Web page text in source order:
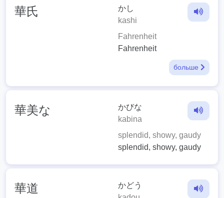
華氏
かし
kashi
Fahrenheit
Fahrenheit
больше
華美な
かびな
kabina
splendid, showy, gaudy
splendid, showy, gaudy
華道
かどう